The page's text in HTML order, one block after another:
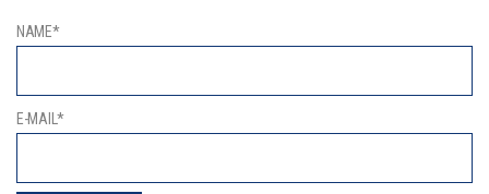
NAME*
E-MAIL*